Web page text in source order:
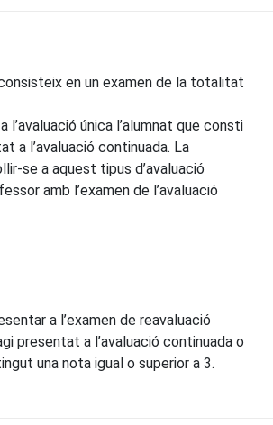
consisteix en un examen de la totalitat
l’avaluació única l’alumnat que consti
a l’avaluació continuada. La
se a aquest tipus d’avaluació
amb l’examen de l’avaluació
a l’examen de reavaluació
presentat a l’avaluació continuada o
una nota igual o superior a 3.